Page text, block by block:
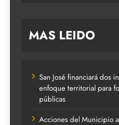
MAS LEIDO
San José financiará dos
enfoque territorial para
públicas
Acciones del Municipio